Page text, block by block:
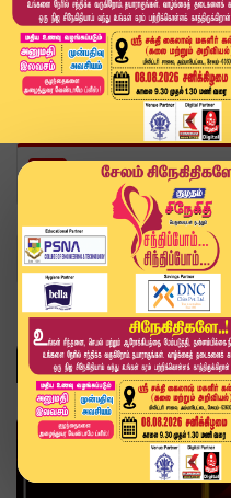
Home Topics governor
GOVERNOR
வீடியோ ஸ்டோரி